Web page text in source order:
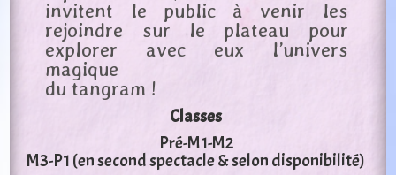
invitent le public à venir les
rejoindre sur le plateau pour
explorer avec eux l’univers
magique
du tangram !
Classes
Pré-M1-M2
M3-P1 (en second spectacle & selon disponibilité)